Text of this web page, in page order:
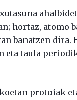
hortaz, atomo
banatzen
eta taula
protoiak